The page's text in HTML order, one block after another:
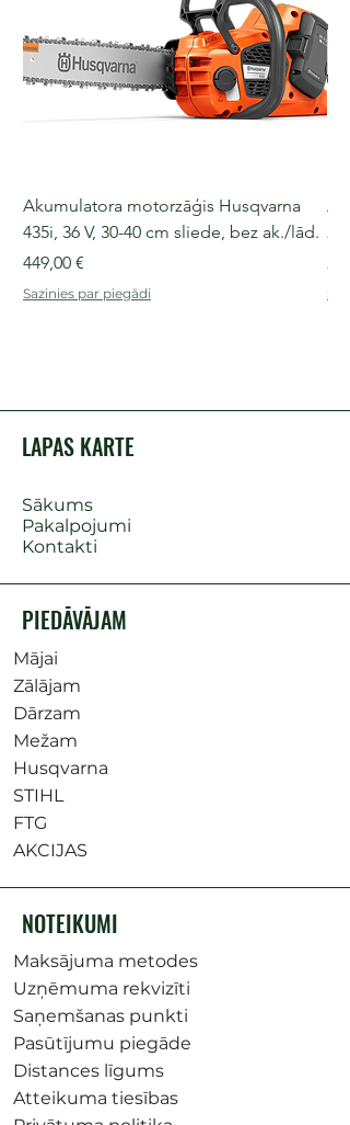
Akumulatora motorzāģis Husqvarna
435i, 36 V, 30-40 cm sliede, bez ak./lād.
Cena
449,00 €
Sazinies par piegādi
LAPAS KARTE
Sākums
Pakalpojumi
Kontakti
PIEDĀVĀJAM
Mājai
Zālājam
Dārzam
Mežam
Husqvarna
STIHL
FTG
AKCIJAS
NOTEIKUMI
Maksājuma metodes
Uzņēmuma rekvizīti
Saņemšanas punkti
Pasūtījumu piegāde
Distances līgums
Atteikuma tiesības